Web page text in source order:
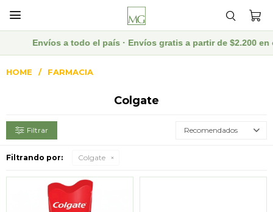

Envíos a todo el país · Envíos gratis a partir de $2.200 en
HOME FARMACIA
Colgate
Recomendados
Filtrando por: Colgate